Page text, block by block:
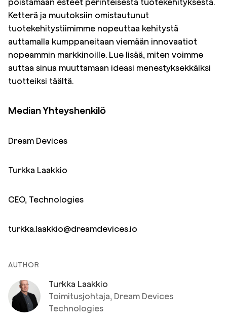
poistamaan esteet perinteisestä tuotekehityksestä.
Ketterä ja muutoksiin omistautunut
tuotekehitystiimimme nopeuttaa kehitystä
auttamalla kumppaneitaan viemään innovaatiot
nopeammin markkinoille. Lue lisää, miten voimme
auttaa sinua muuttamaan ideasi menestyksekkäiksi
tuotteiksi täältä.
Median Yhteyshenkilö
Dream Devices
Turkka Laakkio
CEO, Technologies
turkka.laakkio@dreamdevices.io
AUTHOR
Turkka Laakkio
Toimitusjohtaja, Dream Devices
Technologies